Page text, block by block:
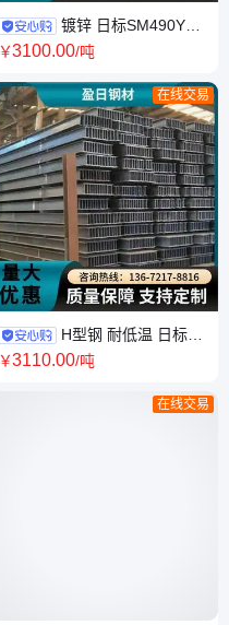
镀锌 日标SM490YB
热轧等边三角铁 不锈钢 建筑结
￥3100.00/吨
在线交易
H型钢 耐低温 日标
SS490 首钢包钢 厂库直发 盈日
￥3110.00/吨
在线交易